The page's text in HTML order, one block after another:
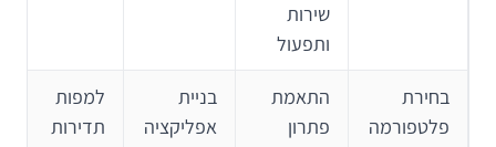
שירות
ותפעול
בחירת
פלטפורמה
התאמת
פתרון
בניית
אפליקציה
למפות
תדירות